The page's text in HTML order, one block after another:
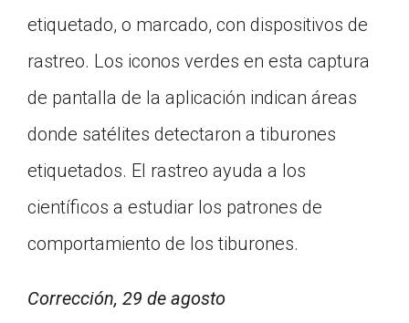
etiquetado, o marcado, con dispositivos de
rastreo. Los iconos verdes en esta captura
de pantalla de la aplicación indican áreas
donde satélites detectaron a tiburones
etiquetados. El rastreo ayuda a los
científicos a estudiar los patrones de
comportamiento de los tiburones.
Corrección, 29 de agosto